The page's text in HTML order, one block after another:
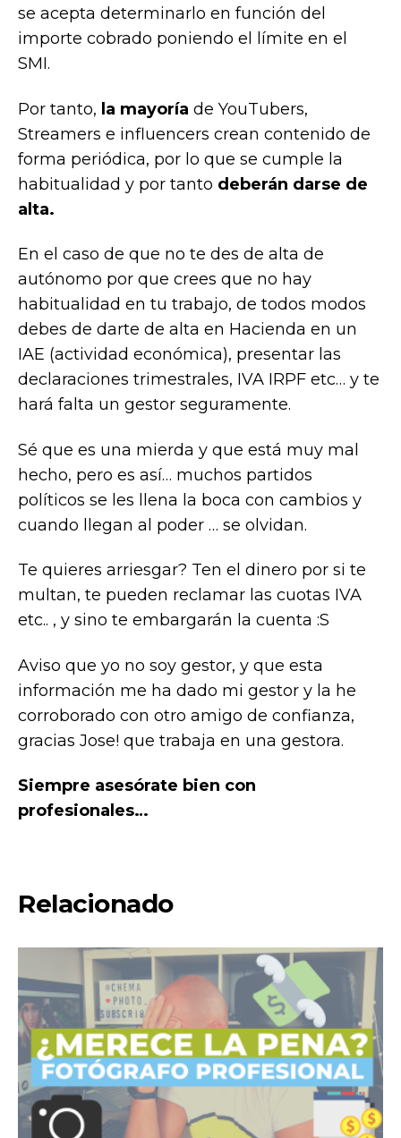
se acepta determinarlo en función del
importe cobrado poniendo el límite en el
SMI.
Por tanto, la mayoría de YouTubers,
Streamers e influencers crean contenido de
forma periódica, por lo que se cumple la
habitualidad y por tanto deberán darse de
alta.
En el caso de que no te des de alta de
autónomo por que crees que no hay
habitualidad en tu trabajo, de todos modos
debes de darte de alta en Hacienda en un
IAE (actividad económica), presentar las
declaraciones trimestrales, IVA IRPF etc… y te
hará falta un gestor seguramente.
Sé que es una mierda y que está muy mal
hecho, pero es así… muchos partidos
políticos se les llena la boca con cambios y
cuando llegan al poder … se olvidan.
Te quieres arriesgar? Ten el dinero por si te
multan, te pueden reclamar las cuotas IVA
etc.. , y sino te embargarán la cuenta :S
Aviso que yo no soy gestor, y que esta
información me ha dado mi gestor y la he
corroborado con otro amigo de confianza,
gracias Jose! que trabaja en una gestora.
Siempre asesórate bien con
profesionales…
Relacionado